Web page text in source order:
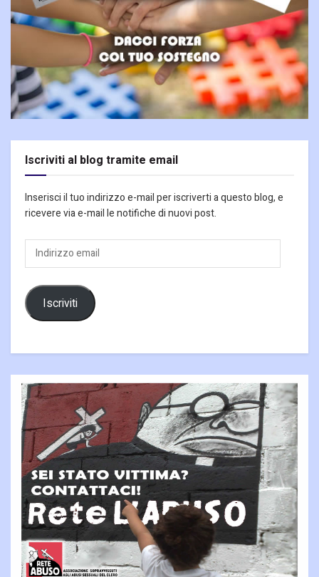
Iscriviti al blog tramite email
Inserisci il tuo indirizzo e-mail per iscriverti a questo blog, e
ricevere via e-mail le notifiche di nuovi post.
Indirizzo
email
Iscriviti